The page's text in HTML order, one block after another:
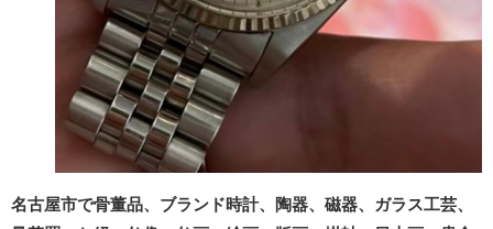
名古屋市で骨董品、ブランド時計、陶器、磁器、ガラス工芸、